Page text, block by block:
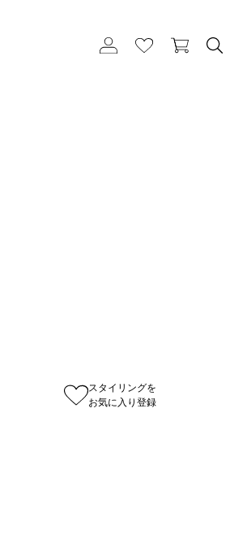
スタイリングを
お気に入り登録